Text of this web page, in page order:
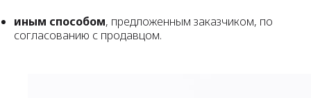
иным способом, предложенным заказчиком, по
согласованию с продавцом.